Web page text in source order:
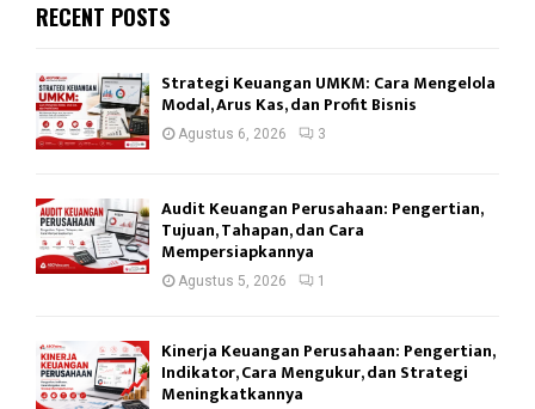
RECENT POSTS
Strategi Keuangan UMKM: Cara Mengelola
Modal, Arus Kas, dan Profit Bisnis
Agustus 6, 2026 3
Audit Keuangan Perusahaan: Pengertian,
Tujuan, Tahapan, dan Cara
Mempersiapkannya
Agustus 5, 2026 1
Kinerja Keuangan Perusahaan: Pengertian,
Indikator, Cara Mengukur, dan Strategi
Meningkatkannya